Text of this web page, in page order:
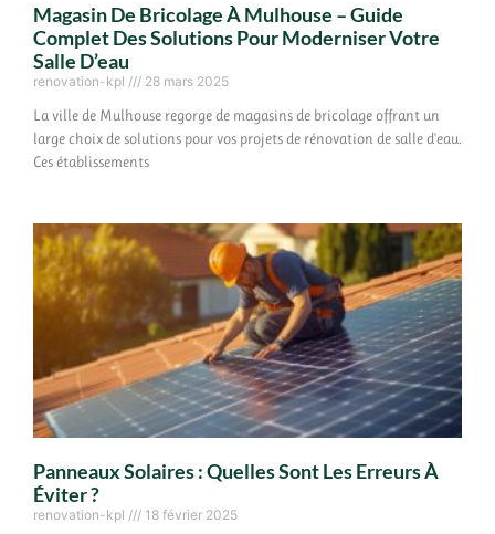
Magasin De Bricolage À Mulhouse – Guide
Complet Des Solutions Pour Moderniser Votre
Salle D’eau
renovation-kpl 28 mars 2025
La ville de Mulhouse regorge de magasins de bricolage offrant un
large choix de solutions pour vos projets de rénovation de salle d'eau.
Ces établissements
Panneaux Solaires : Quelles Sont Les Erreurs À
Éviter ?
renovation-kpl 18 février 2025